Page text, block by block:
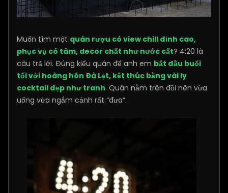
Muốn tìm một quán rượu có view chill đỉnh cao,
phục vụ có tâm, decor chất như nước cất? 4:20 là
câu trả lời. Đúng kiểu quán để anh em bắt đầu buổi
tối với hoàng hôn Đà Lạt, kết thúc bằng vài ly
cocktail đẹp như tranh. Quán nằm trên đồi nên vừa
uống vừa ngắm cảnh rất “đưa”.